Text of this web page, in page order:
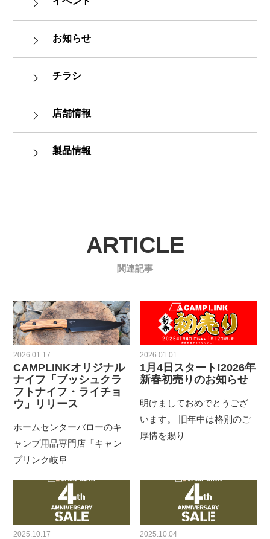
お知らせ
チラシ
店舗情報
製品情報
ARTICLE
関連記事
2026.01.17
CAMPLINKオリジナル
ナイフ「ブッシュクラ
フトナイフ・ライチョ
ウ」リリース
ホームセンターバローのキ
ャンプ用品専門店「キャン
プリンク岐阜
2026.01.01
1月4日スタート!2026年
新春初売りのお知らせ
明けましておめでとうござ
います。 旧年中は格別のご
厚情を賜り
2025.10.17 2025.10.04